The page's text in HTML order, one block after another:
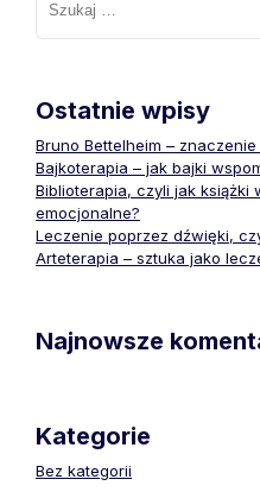
Ostatnie wpisy
Bruno Bettelheim –
Bajkoterapia – jak bajki
Biblioterapia, czyli jak książki
emocjonalne?
Leczenie poprzez dźwięki,
Arteterapia – sztuka jako
Najnowsze
Kategorie
Bez kategorii